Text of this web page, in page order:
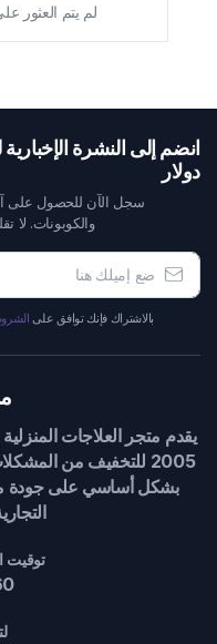
لم يتم العثور
دولار
سجل الآن للحصول على
والكوبونات. لا
بالاشتراك فإنك توافق على
يقدم متجر العلاجات
2005 للتخفيف من
بشكل أساسي على جودة
توقيت العمل :